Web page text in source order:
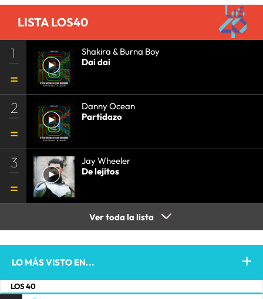
LISTA LOS40
1
Shakira & Burna Boy
Dai dai
2
Danny Ocean
Partidazo
3
Jay Wheeler
De lejitos
Ver toda la lista
LO MÁS VISTO EN...
LOS 40